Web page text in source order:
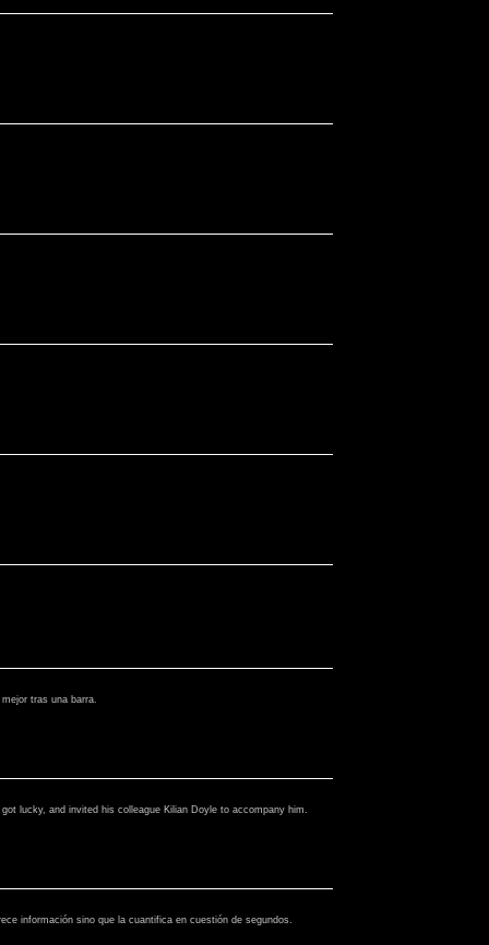
tras una barra.
lucky, and invited his colleague Kilian Doyle to accompany him.
información sino que la cuantifica en cuestión de segundos.